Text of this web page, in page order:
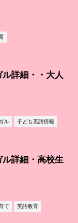
ル詳細・・大人
ル 子ども英語情報
ル詳細・高校生
て 英語教育